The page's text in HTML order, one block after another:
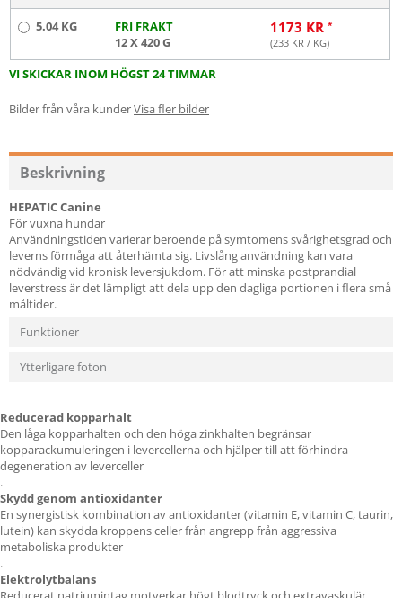
5.04 KG
FRI FRAKT
12 X 420 G
1173 KR
(233 KR / KG)
VI SKICKAR INOM HÖGST 24 TIMMAR
Bilder från våra kunderVisa fler bilder
Beskrivning
HEPATIC Canine
För vuxna hundar
Användningstiden varierar beroende på symtomens svårighetsgrad och
leverns förmåga att återhämta sig. Livslång användning kan vara
nödvändig vid kronisk leversjukdom. För att minska postprandial
leverstress är det lämpligt att dela upp den dagliga portionen i flera små
måltider.
Funktioner
Ytterligare foton
Reducerad kopparhalt
Den låga kopparhalten och den höga zinkhalten begränsar
kopparackumuleringen i levercellerna och hjälper till att förhindra
degeneration av leverceller
.
Skydd genom antioxidanter
En synergistisk kombination av antioxidanter (vitamin E, vitamin C, taurin,
lutein) kan skydda kroppens celler från angrepp från aggressiva
metaboliska produkter
.
Elektrolytbalans